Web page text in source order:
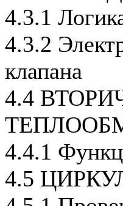
4.3.1
4.3.2
клапана
4.4
4.4.1
4.5